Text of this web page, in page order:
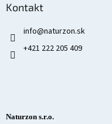
Kontakt
info@naturzon.sk
+421 222 205 409
Naturzon s.r.o.